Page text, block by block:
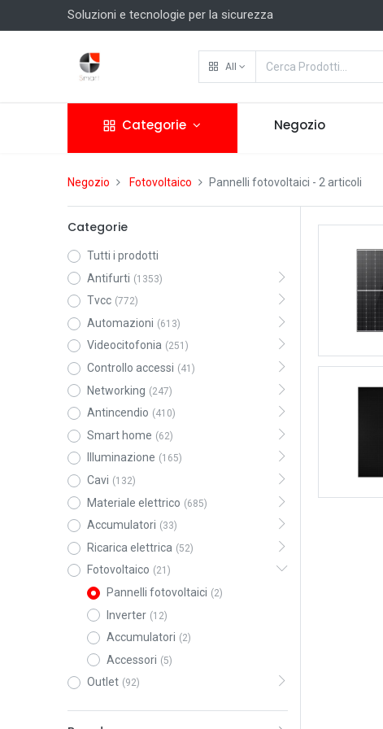
Soluzioni e tecnologie per la sicurezza
All
Categorie Negozio
Negozio Fotovoltaico Pannelli fotovoltaici - 2 articoli
Categorie
Tutti i prodotti
Antifurti (1353)
Tvcc (772)
Automazioni (613)
Videocitofonia (251)
Controllo accessi (41)
Networking (247)
Antincendio (410)
Smart home (62)
Illuminazione (165)
Cavi (132)
Materiale elettrico (685)
Accumulatori (33)
Ricarica elettrica (52)
Fotovoltaico (21)
Pannelli fotovoltaici (2)
Inverter (12)
Accumulatori (2)
Accessori (5)
Outlet (92)